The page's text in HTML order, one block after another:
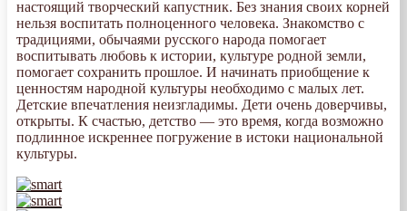
настоящий творческий капустник. Без знания своих корней
нельзя воспитать полноценного человека. Знакомство с
традициями, обычаями русского народа помогает
воспитывать любовь к истории, культуре родной земли,
помогает сохранить прошлое. И начинать приобщение к
ценностям народной культуры необходимо с малых лет.
Детские впечатления неизгладимы. Дети очень доверчивы,
открыты. К счастью, детство — это время, когда возможно
подлинное искреннее погружение в истоки национальной
культуры.